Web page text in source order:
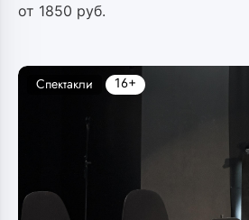
от 1850 руб.
Спектакли 16+